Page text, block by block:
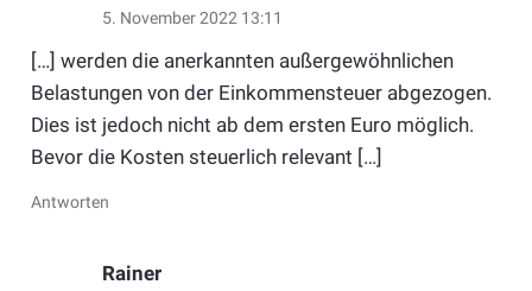
5. November 2022 13:11
[…] werden die anerkannten außergewöhnlichen
Belastungen von der Einkommensteuer abgezogen.
Dies ist jedoch nicht ab dem ersten Euro möglich.
Bevor die Kosten steuerlich relevant […]
Antworten
Rainer